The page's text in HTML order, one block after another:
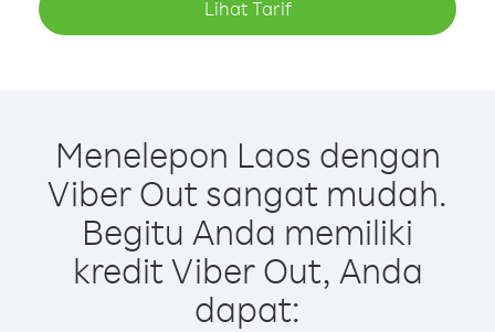
Lihat Tarif
Menelepon Laos dengan
Viber Out sangat mudah.
Begitu Anda memiliki
kredit Viber Out, Anda
dapat: